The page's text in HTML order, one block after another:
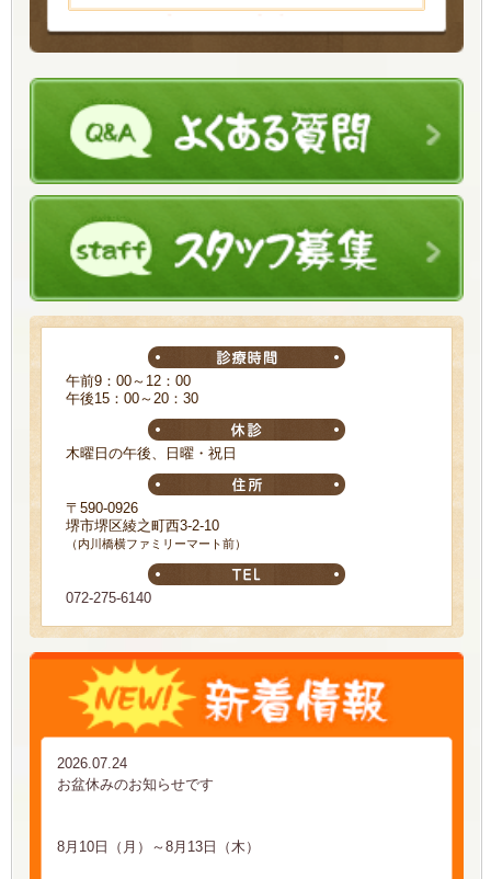
午前9：00～12：00
午後15：00～20：30
木曜日の午後、日曜・祝日
〒590-0926
堺市堺区綾之町西3-2-10
（内川橋横ファミリーマート前）
072-275-6140
2026.07.24
お盆休みのお知らせです
8月10日（月）～8月13日（木）